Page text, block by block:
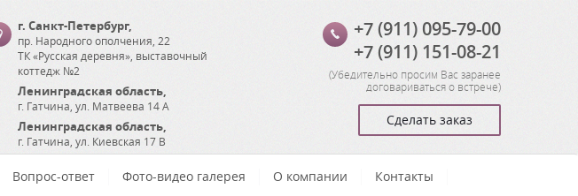
г. Санкт-Петербург,
пр. Народного ополчения, 22
ТК «Русская деревня», выставочный
коттедж №2
Ленинградская область,
г. Гатчина ул. Матвеева 14 А
Ленинградская область,
г. Гатчина ул. Киевская 17 В
+7 (911) 095-79-00
+7 (911) 151-08-21
(Убедительно просим Вас заранее
договариваться о встрече)
Сделать заказ
Вопрос-ответ Фото-видео галерея О компании Контакты